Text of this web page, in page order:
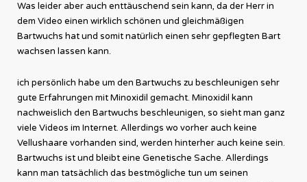
Was leider aber auch enttäuschend sein kann, da der Herr in
dem Video einen wirklich schönen und gleichmäßigen
Bartwuchs hat und somit natürlich einen sehr gepflegten Bart
wachsen lassen kann.
ich persönlich habe um den Bartwuchs zu beschleunigen sehr
gute Erfahrungen mit Minoxidil gemacht. Minoxidil kann
nachweislich den Bartwuchs beschleunigen, so sieht man ganz
viele Videos im Internet. Allerdings wo vorher auch keine
Vellushaare vorhanden sind, werden hinterher auch keine sein.
Bartwuchs ist und bleibt eine Genetische Sache. Allerdings
kann man tatsächlich das bestmögliche tun um seinen